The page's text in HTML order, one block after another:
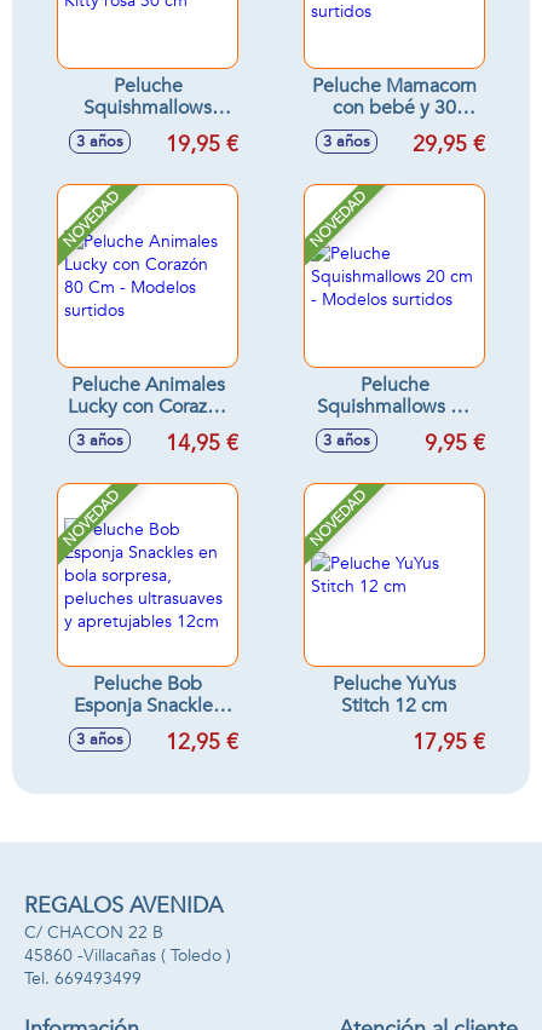
Peluche
Squishmallows
Hello Kitty rosa 30
3 años 19,95 €
Peluche Mamacorn
con bebé y 30
sorpresas -
Modelos surtidos
3 años 29,95 €
NOVEDAD
Peluche Animales
Lucky con Corazón
80 Cm - Modelos
surtidos
3 años 14,95 €
NOVEDAD
Peluche
Squishmallows 20
cm - Modelos
surtidos
3 años 9,95 €
NOVEDAD
Peluche Bob
Esponja Snackles
en bola sorpresa,
peluches
apretujables 12cm
3 años 12,95 €
NOVEDAD
Peluche YuYus
Stitch 12 cm
17,95 €
REGALOS AVENIDA
C/ CHACON 22 B
45860 -Villacañas ( Toledo )
669493499